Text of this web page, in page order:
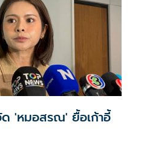
'หมอสรณ' ยื้อเก้าอี้